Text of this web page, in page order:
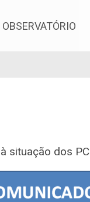
OBSERVATÓRIO
situação dos